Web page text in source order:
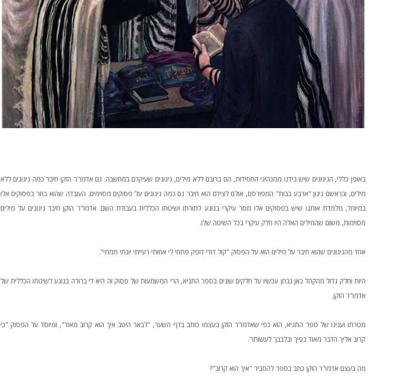
באופן כללי, הניגונים שיש בידנו ממנהיגי החסידות, הם ברובם ללא מילים, ניגונים שעיקרם במחשבה. גם אדמו"ר הזקן חיבר כמה ניגונים ללא
מילים, ובראשם ניגון "ארבע בבות" המפורסם, אולם לצידם הוא חיבר גם כמה ניגונים על פסוקים מסוימים. העובדה שהוא בחר בפסוקים אלו
במיוחד, מלמדת אותנו שיש בפסוקים אלו מסר עיקרי בנוגע לתורתו ושיטתו הכללית בעבודת השם. אדמו"ר הזקן חיבר ניגונים על מילים
מסוימות, משום שהמילים האלה היו חלק עיקרי בכל השיטה שלו.
אחד מהניגונים שהוא חיבר על מילים הוא על הפסוק "קול דודי דופק פתחי לי אחותי רעייתי יונתי תמתי".
היות וחלק גדול מהקהל כאן נבחן עכשיו על חלקים שונים בספר התניא, הרי המשמעות של פסוק זה היא די ברורה בנוגע לשיטתו הכללית של
אדמו"ר הזקן.
מטרתו וענינו של ספר התניא, הוא כפי שאדמו"ר הזקן בעצמו כותב בדף השער, "לבאר היטב איך הוא קרוב מאוד", ומיוסד על הפסוק "כי
קרוב אליך הדבר מאוד בפיך ובלבבך לעשותו".
מה בעצם אדמו"ר הזקן כתב בספר להסביר "איך הוא קרוב"?